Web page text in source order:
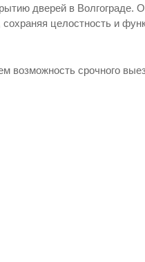
дверей в Волгограде.
целостность и
возможность срочного